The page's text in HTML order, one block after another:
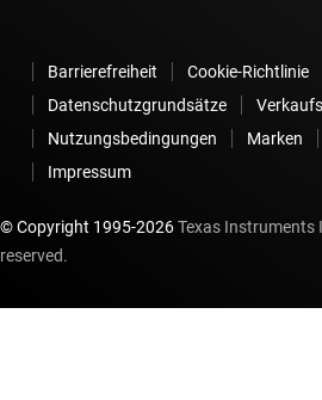
Barrierefreiheit
Cookie-Richtlinie
Datenschutzgrundsätze
Nutzungsbedingungen
Marken
Impressum
© Copyright 1995-2026Texas Instruments
reserved.